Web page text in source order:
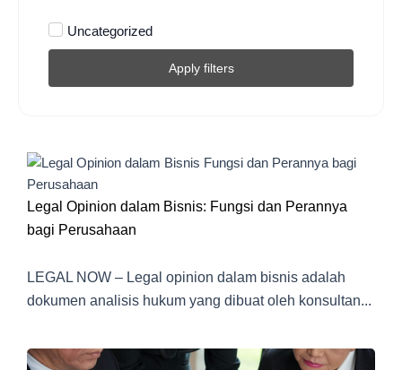
Uncategorized
Apply filters
Legal Opinion dalam Bisnis: Fungsi dan Perannya
bagi Perusahaan
LEGAL NOW – Legal opinion dalam bisnis adalah
dokumen analisis hukum yang dibuat oleh konsultan...